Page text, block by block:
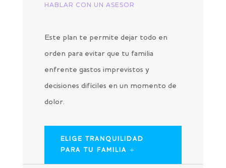
HABLAR CON UN ASESOR
Este plan te permite dejar todo en
orden para evitar que tu familia
enfrente gastos imprevistos y
decisiones difíciles en un momento de
dolor.
ELIGE TRANQUILIDAD
PARA TU FAMILIA